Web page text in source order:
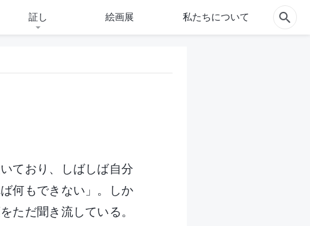
証し 絵画展 私たちについて
ており、しばしば自分
何もできない」。しか
ただ聞き流している。